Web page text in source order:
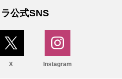
公式SNS
X Instagram